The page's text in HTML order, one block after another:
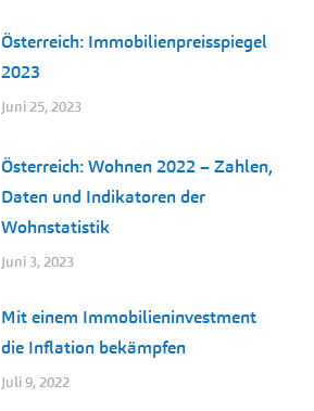
Österreich: Immobilienpreisspiegel
2023
Juni 25, 2023
Österreich: Wohnen 2022 – Zahlen,
Daten und Indikatoren der
Wohnstatistik
Juni 3, 2023
Mit einem Immobilieninvestment
die Inflation bekämpfen
Juli 9, 2022